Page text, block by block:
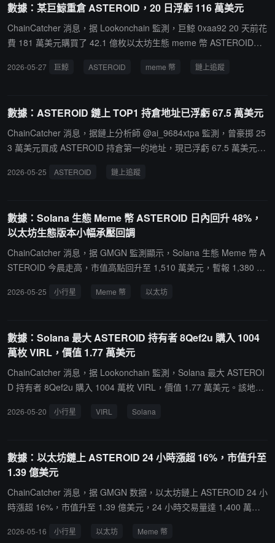
數據：某巨鯨重倉 ASTEROID，20 日浮虧 116 萬美元
ChainCatcher 消息，据 Lookonchain 監測，巨鯨 0xaa92 20 天前花
費 181 萬美元購買了 42.1 億枚以太坊生態 meme 幣 ASTEROID。
2026-05-27 巨鯨 ASTEROID meme 幣 鏈上追蹤
數據：ASTEROID 鏈上 TOP1 持倉地址已浮虧 67.5 萬美元
ChainCatcher 消息，据鏈上分析師 @ai_9684xtpa 監測，曾豪掷 25
3 萬美元買成 ASTEROID 持倉第一的地址，現已浮虧 67.5 萬美元。
EROID，而隨著該代幣市值跌破 1 億美元，其資產已縮水 26.7%。
2026-05-25 ASTEROID 鏈上追蹤
數據：Solana 生態 Meme 幣 ASTEROID 日內回升 48%，
以太坊生態版本小幅承壓回調
ChainCatcher 消息，据 GMGN 監測顯示，Solana 生態 Meme 幣 A
STEROID 今晨走高，市值高點回升至 1,510 萬美元，暫報 1,380 萬
值較歷史高點回落約 25.9%。以太坊鏈 ASTEROID 過去 1 小時短時
版本 ASTEROID 中，交易員（0x68a）在過去 1 小時內大額拋售 15.
15 億枚代幣（約 36.36 萬美元），或致價格承壓回落，系近 24 小時
最大賣出地址。其此前以 107 萬美元資金買入該代幣，截至發稿累計
賣出 82.9 萬美元倉位，總盈虧約 -13.6 萬美元。ChainCatcher 提醒
實際價值或用例，投資者需注意風險。
2026-05-25 小行星 Meme 幣 以太坊
數據：Solana 最大 ASTEROID 持有者 8Qef2u 購入 1004
萬枚 VIRL，價值 1.77 萬美元
ChainCatcher 消息，据 Lookonchain 監測，Solana 最大 ASTEROI
D 持有者 8Qef2u 購入 1004 萬枚 VIRL，價值 1.77 萬美元。該地址
帳號關注 @virlfun 後購入 VIRL。
2026-05-20 小行星 VIRL Solana
數據：以太坊鏈上 ASTEROID 24 小時漲超 16%，市值升至
1.39 億美元
ChainCatcher 消息，据 GMGN 数据，以太坊鏈上 ASTEROID 24 小
時漲超 16%，市值升至 1.39 億美元，24 小時交易量達 1,400 萬美
otto。她生前最大的願望是見到馬斯克，並參與設計了一隻名為 "Ast
2026-05-16 小行星 以太坊 Meme 幣